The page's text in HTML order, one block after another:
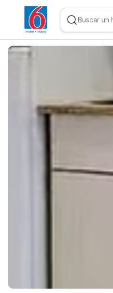
WIZARD MEMBER